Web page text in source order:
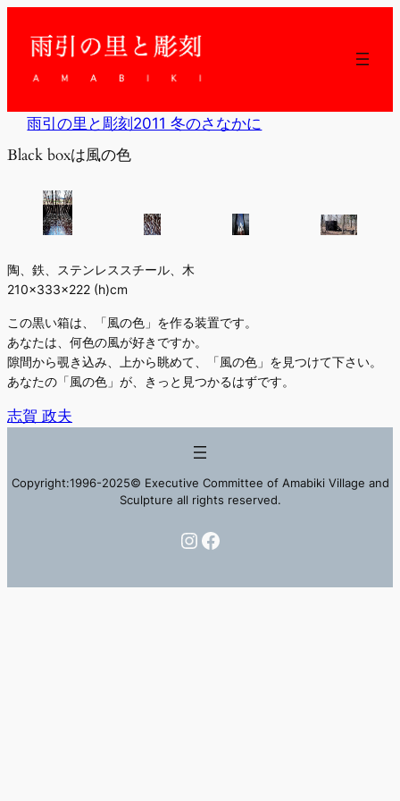
ッ
雨引の里と彫刻2011 冬のさなかに
Black boxは風の色
陶、鉄、ステンレススチール、木
210×333×222 (h)cm
この黒い箱は、「風の色」を作る装置です。
あなたは、何色の風が好きですか。
隙間から覗き込み、上から眺めて、「風の色」を見つけて下さい。
あなたの「風の色」が、きっと見つかるはずです。
志賀 政夫
Copyright:1996-2025© Executive Committee of Amabiki Village and
Sculpture all rights reserved.
Instagram
Facebook